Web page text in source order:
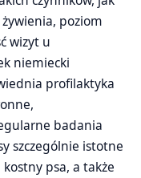
poziom
wizyt u
niemiecki
profilaktyka
badania
szczególnie istotne
psa, a także